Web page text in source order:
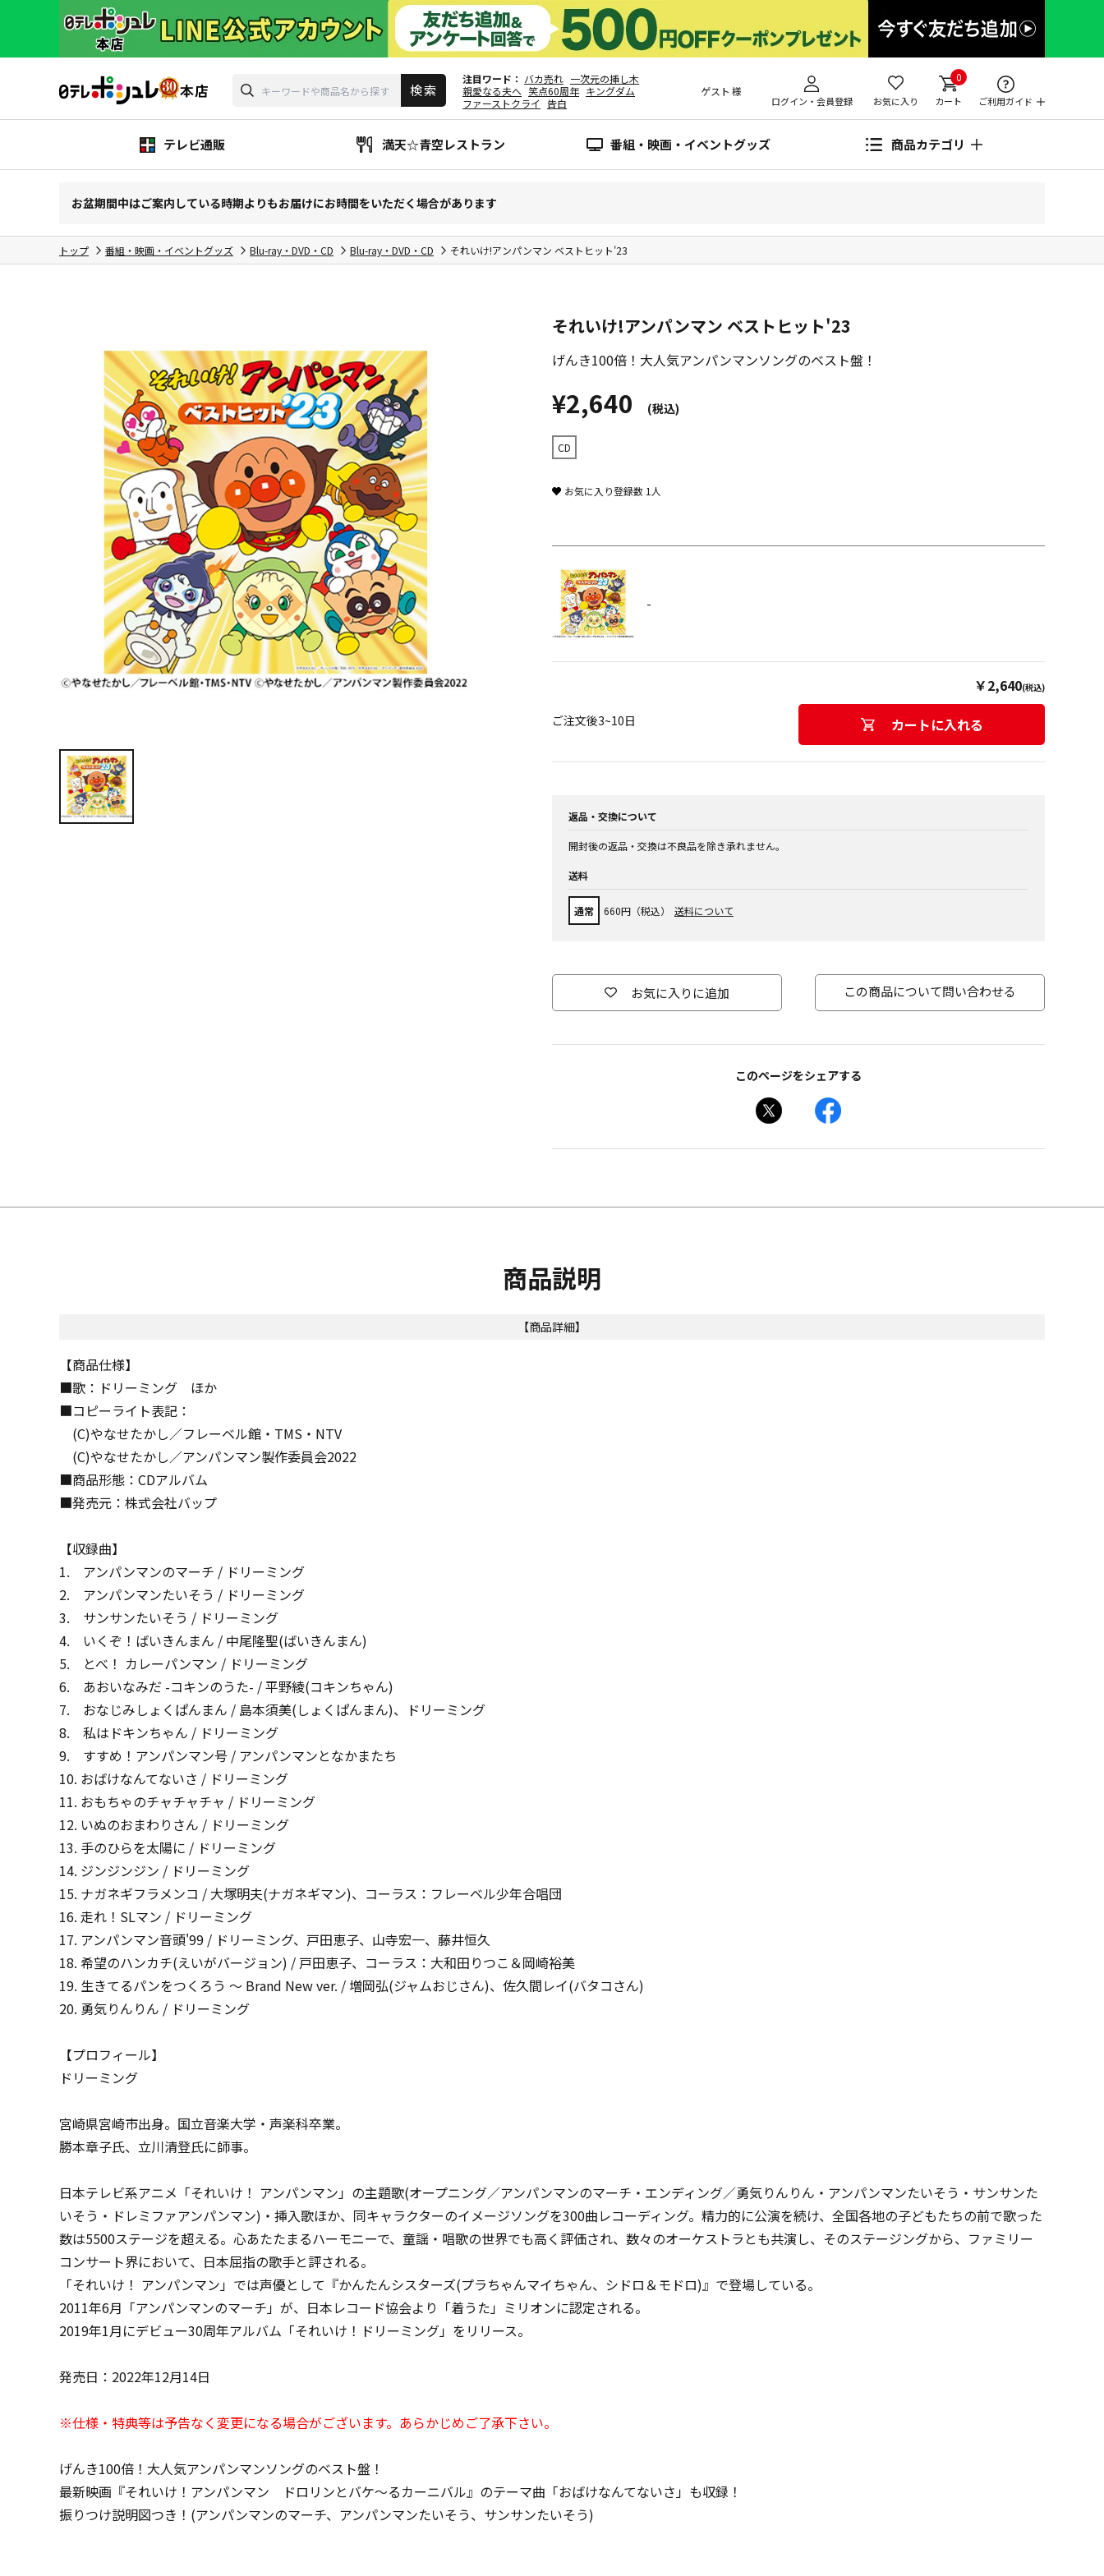
注目ワード バカ売れ 一次元の挿し木
親愛なる夫へ 笑点60周年 キングダム
ファーストクライ
告白
ゲスト 様
ログイン・会員登録 お気に入り
0
カート ご利用ガイド
テレビ通販 満天☆青空レストラン 番組・映画・イベントグッズ 商品カテゴリ
お盆期間中はご案内している時期よりもお届けにお時間をいただく場合があります
トップ 番組・映画・イベントグッズ Blu-ray・DVD・CD Blu-ray・DVD・CD それいけ!アンパンマン ベストヒット'23
それいけ!アンパンマン ベストヒット'23
げんき100倍！大人気アンパンマンソングのベスト盤！
¥2,640 (税込)
CD
お気に入り登録数 1 人
-
￥2,640(税込)
ご注文後3~10日 カートに入れる
返品・交換について
開封後の返品・交換は不良品を除き承れません。
送料
通常 660円（税込） 送料について
お気に入りに追加 この商品について問い合わせる
このページをシェアする
商品説明
【商品詳細】
【商品仕様】
■歌：ドリーミング ほか
■コピーライト表記：
(C)やなせたかし／フレーベル館・TMS・NTV
(C)やなせたかし／アンパンマン製作委員会2022
■商品形態：CDアルバム
■発売元：株式会社バップ
【収録曲】
1. アンパンマンのマーチ / ドリーミング
2. アンパンマンたいそう / ドリーミング
3. サンサンたいそう / ドリーミング
4. いくぞ！ばいきんまん / 中尾隆聖(ばいきんまん)
5. とべ！ カレーパンマン / ドリーミング
6. あおいなみだ -コキンのうた- / 平野綾(コキンちゃん)
7. おなじみしょくぱんまん / 島本須美(しょくぱんまん)、ドリーミング
8. 私はドキンちゃん / ドリーミング
9. すすめ！アンパンマン号 / アンパンマンとなかまたち
10. おばけなんてないさ / ドリーミング
11. おもちゃのチャチャチャ / ドリーミング
12. いぬのおまわりさん / ドリーミング
13. 手のひらを太陽に / ドリーミング
14. ジンジンジン / ドリーミング
15. ナガネギフラメンコ / 大塚明夫(ナガネギマン)、コーラス：フレーベル少年合唱団
16. 走れ！SLマン / ドリーミング
17. アンパンマン音頭'99 / ドリーミング、戸田恵子、山寺宏一、藤井恒久
18. 希望のハンカチ(えいがバージョン) / 戸田恵子、コーラス：大和田りつこ＆岡崎裕美
19. 生きてるパンをつくろう ～ Brand New ver. / 増岡弘(ジャムおじさん)、佐久間レイ(バタコさん)
20. 勇気りんりん / ドリーミング
【プロフィール】
ドリーミング
宮崎県宮崎市出身。国立音楽大学・声楽科卒業。
勝本章子氏、立川清登氏に師事。
日本テレビ系アニメ「それいけ！ アンパンマン」の主題歌(オープニング／アンパンマンのマーチ・エンディング／勇気りんりん・アンパンマンたいそう・サンサンた
いそう・ドレミファアンパンマン)・挿入歌ほか、同キャラクターのイメージソングを300曲レコーディング。精力的に公演を続け、全国各地の子どもたちの前で歌った
数は5500ステージを超える。心あたたまるハーモニーで、童謡・唱歌の世界でも高く評価され、数々のオーケストラとも共演し、そのステージングから、ファミリー
コンサート界において、日本屈指の歌手と評される。
「それいけ！ アンパンマン」では声優として『かんたんシスターズ(プラちゃんマイちゃん、シドロ＆モドロ)』で登場している。
2011年6月「アンパンマンのマーチ」が、日本レコード協会より「着うた」ミリオンに認定される。
2019年1月にデビュー30周年アルバム「それいけ！ドリーミング」をリリース。
発売日：2022年12月14日
※仕様・特典等は予告なく変更になる場合がございます。あらかじめご了承下さい。
げんき100倍！大人気アンパンマンソングのベスト盤！
最新映画『それいけ！アンパンマン ドロリンとバケ～るカーニバル』のテーマ曲「おばけなんてないさ」も収録！
振りつけ説明図つき！(アンパンマンのマーチ、アンパンマンたいそう、サンサンたいそう)